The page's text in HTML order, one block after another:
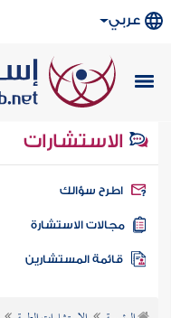
عربي
الاستشارات
سؤالك
الاستشارة